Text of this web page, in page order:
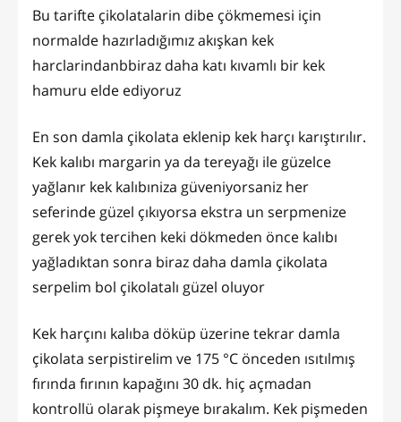
Bu tarifte çikolatalarin dibe çökmemesi için
normalde hazırladığımız akışkan kek
harclarindanbbiraz daha katı kıvamlı bir kek
hamuru elde ediyoruz
En son damla çikolata eklenip kek harçı karıştırılır.
Kek kalıbı margarin ya da tereyağı ile güzelce
yağlanır kek kalıbıniza güveniyorsaniz her
seferinde güzel çıkıyorsa ekstra un serpmenize
gerek yok tercihen keki dökmeden önce kalıbı
yağladıktan sonra biraz daha damla çikolata
serpelim bol çikolatalı güzel oluyor
Kek harçını kalıba döküp üzerine tekrar damla
çikolata serpistirelim ve 175 °C önceden ısıtılmış
fırında fırının kapağını 30 dk. hiç açmadan
kontrollü olarak pişmeye bırakalım. Kek pişmeden